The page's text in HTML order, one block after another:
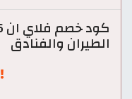
الطيران والفنادق